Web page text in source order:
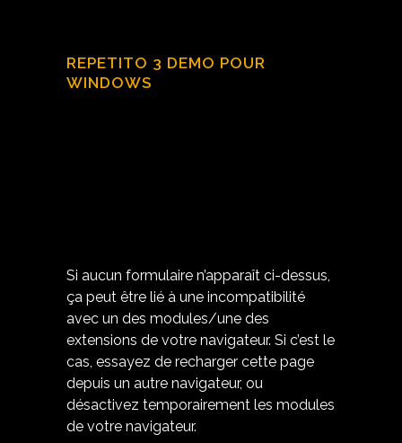
REPETITO 3 DEMO POUR
WINDOWS
Si aucun formulaire n’apparaît ci-dessus,
ça peut être lié à une incompatibilité
avec un des modules/une des
extensions de votre navigateur. Si c’est le
cas, essayez de recharger cette page
depuis un autre navigateur, ou
désactivez temporairement les modules
de votre navigateur.